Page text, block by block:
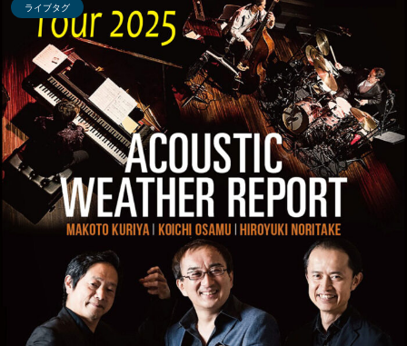
ライブタグ